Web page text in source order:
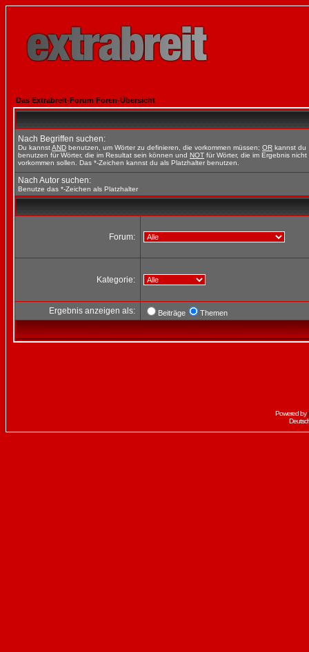
Das Extrabreit-Forum Foren-Übersicht
Nach Begriffen suchen:
Du kannstAND benutzen, um Wörter zu definieren, die vorkommen müssen; OR kannst du
benutzen für Wörter, die im Resultat sein können und NOT für Wörter, die im Ergebnis nicht
vorkommen sollen. Das *-Zeichen kannst du als Platzhalter benutzen.
Nach Autor suchen:
Benutze das *-Zeichen als Platzhalter
Forum:
Kategorie:
Ergebnis anzeigen als: Beiträge Themen
Powered by